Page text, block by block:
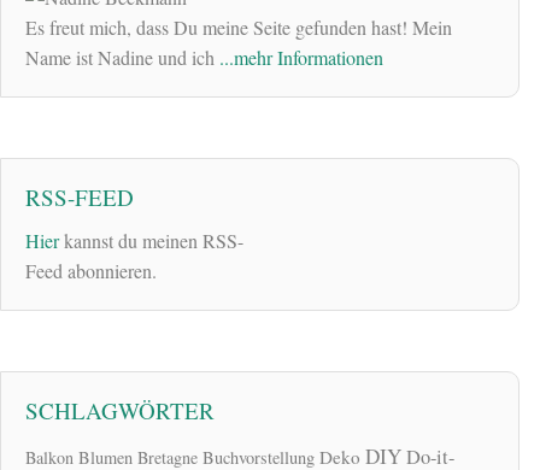
Es freut mich, dass Du meine Seite gefunden hast! Mein
Name ist Nadine und ich ...mehr Informationen
RSS-FEED
Hierkannst du meinen RSS-
Feed abonnieren.
SCHLAGWÖRTER
Balkon Blumen Bretagne Buchvorstellung Deko DIYDo-it-